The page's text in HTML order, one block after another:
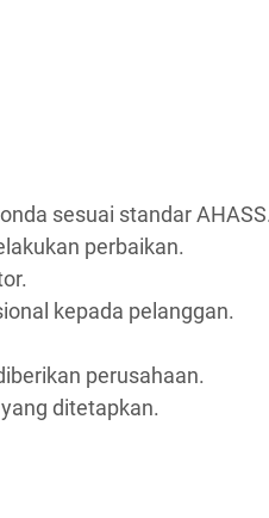
sesuai standar AHASS.
perbaikan.
kepada pelanggan.
perusahaan.
ditetapkan.